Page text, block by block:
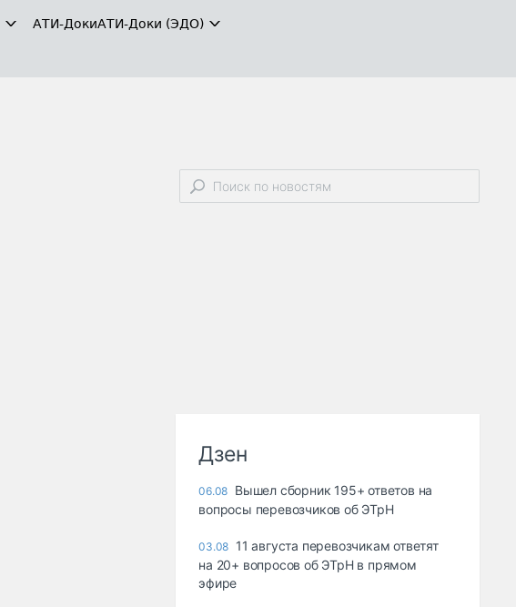
АТИ-ДокиАТИ-Доки (ЭДО)
Дзен
06.08 Вышел сборник 195+ ответов на
вопросы перевозчиков об ЭТрН
03.08 11 августа перевозчикам ответят
на 20+ вопросов об ЭТрН в прямом
эфире